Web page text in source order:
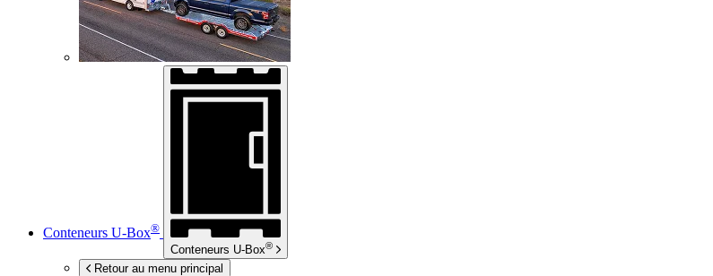
Conteneurs U-Box®
Conteneurs U-Box®
Retour au menu principal